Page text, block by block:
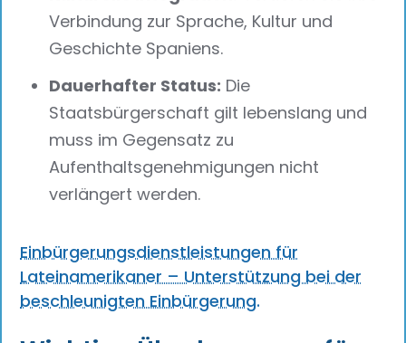
Verbindung zur Sprache, Kultur und
Geschichte Spaniens.
Dauerhafter Status: Die
Staatsbürgerschaft gilt lebenslang und
muss im Gegensatz zu
Aufenthaltsgenehmigungen nicht
verlängert werden.
Einbürgerungsdienstleistungen für
Lateinamerikaner – Unterstützung bei der
beschleunigten Einbürgerung.